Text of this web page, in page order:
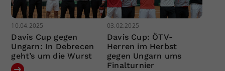
10.04.2025
Davis Cup gegen
Ungarn: In Debrecen
geht’s um die Wurst
03.02.2025
Davis Cup: ÖTV-
Herren im Herbst
gegen Ungarn ums
Finalturnier